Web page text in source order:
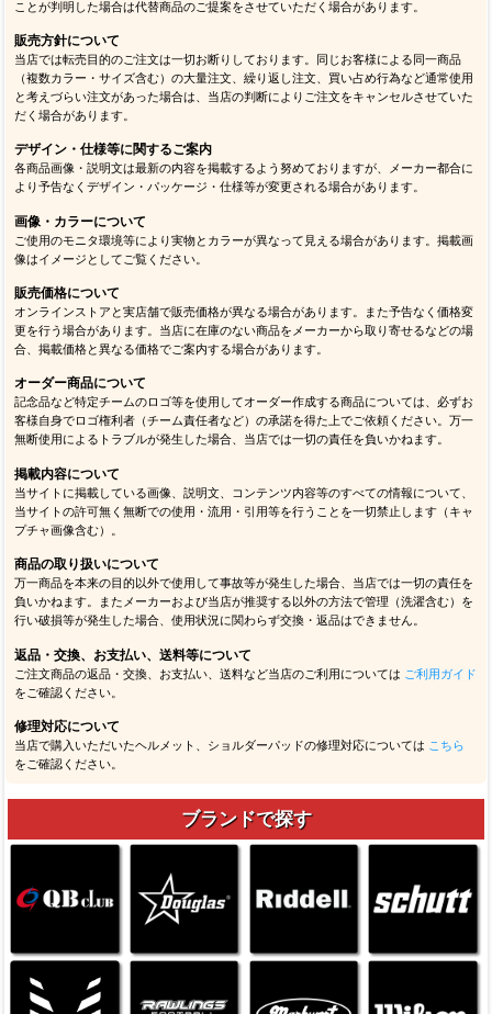
ことが判明した場合は代替商品のご提案をさせていただく場合があります。
販売方針について
当店では転売目的のご注文は一切お断りしております。同じお客様による同一商品
（複数カラー・サイズ含む）の大量注文、繰り返し注文、買い占め行為など通常使用
と考えづらい注文があった場合は、当店の判断によりご注文をキャンセルさせていた
だく場合があります。
デザイン・仕様等に関するご案内
各商品画像・説明文は最新の内容を掲載するよう努めておりますが、メーカー都合に
より予告なくデザイン・パッケージ・仕様等が変更される場合があります。
画像・カラーについて
ご使用のモニタ環境等により実物とカラーが異なって見える場合があります。掲載画
像はイメージとしてご覧ください。
販売価格について
オンラインストアと実店舗で販売価格が異なる場合があります。また予告なく価格変
更を行う場合があります。当店に在庫のない商品をメーカーから取り寄せるなどの場
合、掲載価格と異なる価格でご案内する場合があります。
オーダー商品について
記念品など特定チームのロゴ等を使用してオーダー作成する商品については、必ずお
客様自身でロゴ権利者（チーム責任者など）の承諾を得た上でご依頼ください。万一
無断使用によるトラブルが発生した場合、当店では一切の責任を負いかねます。
掲載内容について
当サイトに掲載している画像、説明文、コンテンツ内容等のすべての情報について、
当サイトの許可無く無断での使用・流用・引用等を行うことを一切禁止します（キャ
プチャ画像含む）。
商品の取り扱いについて
万一商品を本来の目的以外で使用して事故等が発生した場合、当店では一切の責任を
負いかねます。またメーカーおよび当店が推奨する以外の方法で管理（洗濯含む）を
行い破損等が発生した場合、使用状況に関わらず交換・返品はできません。
返品・交換、お支払い、送料等について
ご注文商品の返品・交換、お支払い、送料など当店のご利用については ご利用ガイド
をご確認ください。
修理対応について
当店で購入いただいたヘルメット、ショルダーパッドの修理対応については こちら
をご確認ください。
ブランドで探す